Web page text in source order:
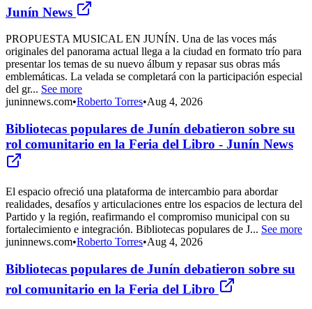
Junín News
PROPUESTA MUSICAL EN JUNÍN. Una de las voces más
originales del panorama actual llega a la ciudad en formato trío para
presentar los temas de su nuevo álbum y repasar sus obras más
emblemáticas. La velada se completará con la participación especial
del gr... See more
juninnews.com•Roberto Torres•Aug 4, 2026
Bibliotecas populares de Junín debatieron sobre su
rol comunitario en la Feria del Libro - Junín News
El espacio ofreció una plataforma de intercambio para abordar
realidades, desafíos y articulaciones entre los espacios de lectura del
Partido y la región, reafirmando el compromiso municipal con su
fortalecimiento e integración. Bibliotecas populares de J... See more
juninnews.com•Roberto Torres•Aug 4, 2026
Bibliotecas populares de Junín debatieron sobre su
rol comunitario en la Feria del Libro